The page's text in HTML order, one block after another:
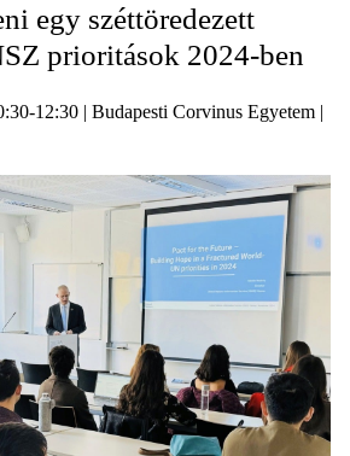
egy széttöredezett
prioritások 2024-ben
12:30 | Budapesti Corvinus Egyetem |